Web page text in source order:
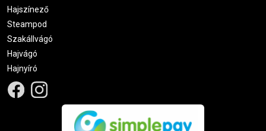
Hajszínező
Steampod
Szakállvágó
Hajvágó
Hajnyíró